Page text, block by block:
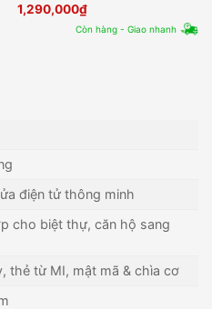
1,290,000₫
Còn hàng - Giao nhanh
điện tử thông minh
cho biệt thự, căn hộ sang
thẻ từ MI, mật mã & chìa cơ